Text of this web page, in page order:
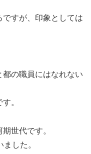
すが、印象としては
都の職員にはなれない
。
世代です。
した。